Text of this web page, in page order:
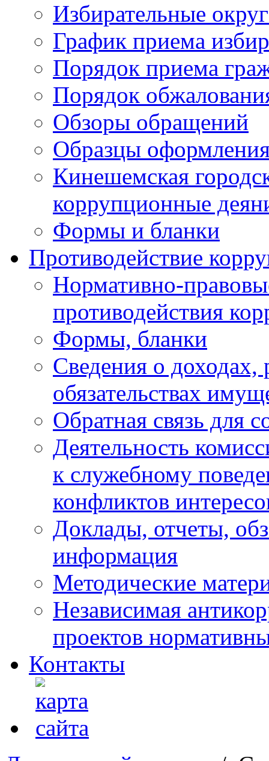
Избирательные
График приема
Порядок приема
Порядок
Обзоры обращений
Образцы
Кинешемская
коррупционные
Формы и бланки
Противодействие
Нормативно-
противодействия
Формы, бланки
Сведения о доходах,
обязательствах
Обратная связь для
Деятельность
к служебному
конфликтов
Доклады, отчеты,
информация
Методические
Независимая
проектов
Контакты